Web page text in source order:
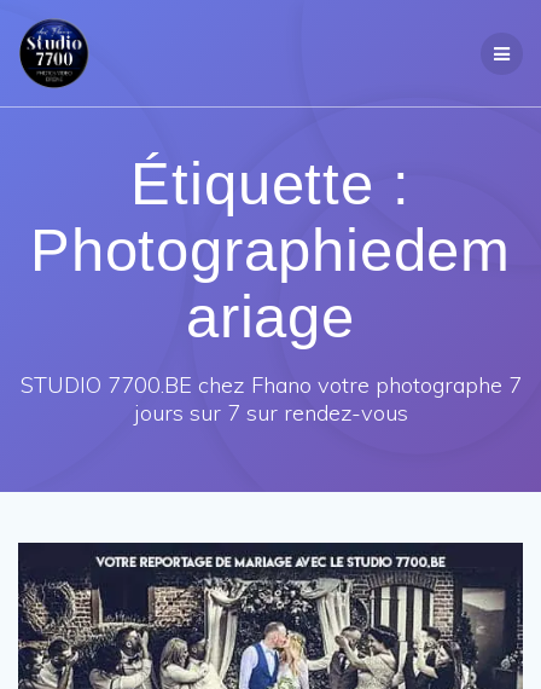
Étiquette :
Photographiedem
ariage
STUDIO 7700.BE chez Fhano votre photographe 7
jours sur 7 sur rendez-vous